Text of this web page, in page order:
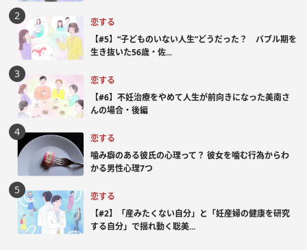
恋する
【#5】“子どものいない人生”どうだった？ バブル期を
生き抜いた56歳・佐...
恋する
【#6】不妊治療をやめて人生が前向きになった美南さ
んの場合・後編
恋する
噛み癖のある彼氏の心理って？ 彼女を噛む行為からわ
かる男性心理7つ
恋する
【#2】「産みたくない自分」と「妊産婦の健康を研究
する自分」で揺れ動く聡美...